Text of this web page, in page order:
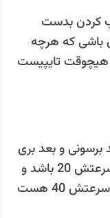
کردن بدست
باشی که هرچه
هیچوقت تایپیست
و بعد بری
سراغ سرعتت، به نظرم تایپیستی که سرعتش 20 باشد و
دقتش 100 بهتراز تایپیستی است که سرعتش 40 هست